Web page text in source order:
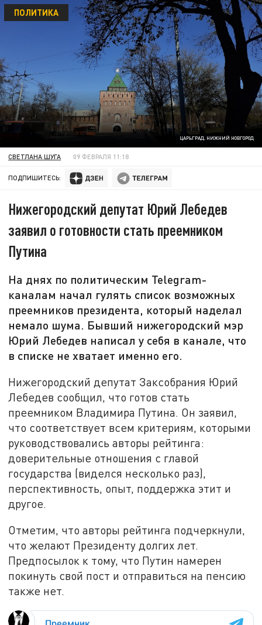
ЦАРЬГРАД. НИЖНИЙ НОВГОРОД
ПОЛИТИКА
СВЕТЛАНА ШУГА 09 ФЕВРАЛЯ 11:18
ПОДПИШИТЕСЬ:
Нижегородский депутат Юрий Лебедев
заявил о готовности стать преемником
Путина
На днях по политическим Telegram-
каналам начал гулять список возможных
преемников президента, который наделал
немало шума. Бывший нижегородский мэр
Юрий Лебедев написал у себя в канале, что
в списке не хватает именно его.
Нижегородский депутат Заксобрания Юрий
Лебедев сообщил, что готов стать
преемником Владимира Путина. Он заявил,
что соответствует всем критериям, которыми
руководствовались авторы рейтинга:
доверительные отношения с главой
государства (виделся несколько раз),
перспективность, опыт, поддержка этит и
другое.
Отметим, что авторы рейтинга подчеркнули,
что желают Президенту долгих лет.
Предпосылок к тому, что Путин намерен
покинуть свой пост и отправиться на пенсию
также нет.